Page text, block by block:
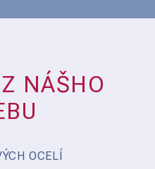
NÁŠHO
OCELÍ